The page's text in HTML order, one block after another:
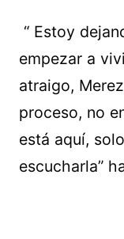
“ Estoy
empezar a
atraigo,
proceso, no
está aquí,
escucharla”